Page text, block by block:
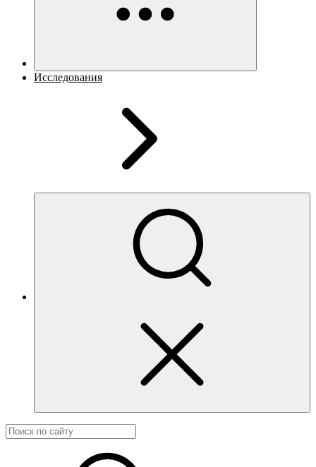
Исследования